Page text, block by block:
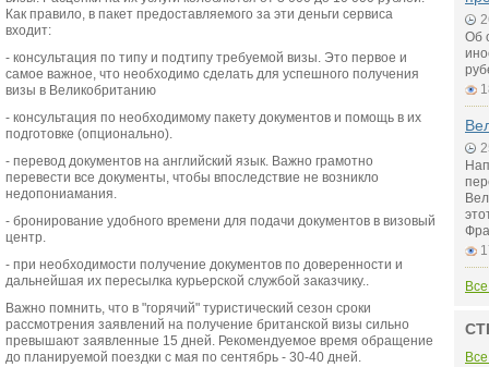
Как правило, в пакет предоставляемого за эти деньги сервиса
входит:
- консультация по типу и подтипу требуемой визы. Это первое и
самое важное, что необходимо сделать для успешного получения
визы в Великобританию
- консультация по необходимому пакету документов и помощь в их
подготовке (опционально).
- перевод документов на английский язык. Важно грамотно
перевести все документы, чтобы впоследствие не возникло
недопониамания.
- бронирование удобного времени для подачи документов в визовый
центр.
- при необходимости получение документов по доверенности и
дальнейшая их пересылка курьерской службой заказчику..
Важно помнить, что в "горячий" туристический сезон сроки
рассмотрения заявлений на получение британской визы сильно
превышают заявленные 15 дней. Рекомендуемое время обращение
до планируемой поездки с мая по сентябрь - 30-40 дней.
Об